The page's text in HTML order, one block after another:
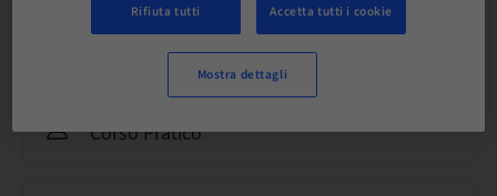
0.00 Punti
Corso Pratico
Rifiuta tutti Accetta tutti i cookie
Mostra dettagli